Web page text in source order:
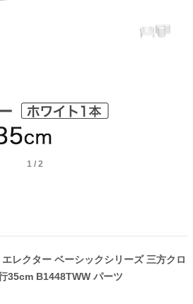
1/ 2
エレクター ベーシックシリーズ 三方クロ
35cm B1448TWW パーツ